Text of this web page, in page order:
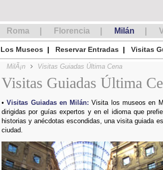
Roma Florencia Milán
Los Museos Reservar Entradas Visitas
MilÃ¡n Visitas Guiadas Última Cena
Visitas Guiadas Última
Visitas Guiadas en Milán: Visita los museos en
dirigidas por guías expertos y en el idioma que
historias y anécdotas escondidas, una visita guiada
ciudad.